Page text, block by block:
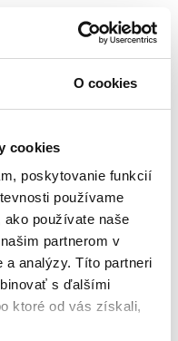
O cookies
cookies
poskytovanie funkcií
používame
používate naše
partnerom v
analýzy. Títo partneri
s ďalšími
ktoré od vás získali,